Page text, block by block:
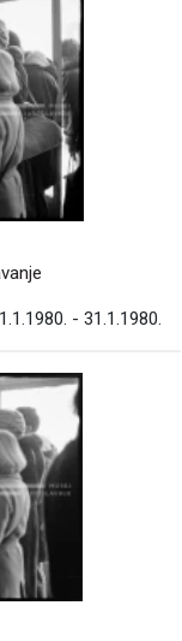
1.1.1980. - 31.1.1980.